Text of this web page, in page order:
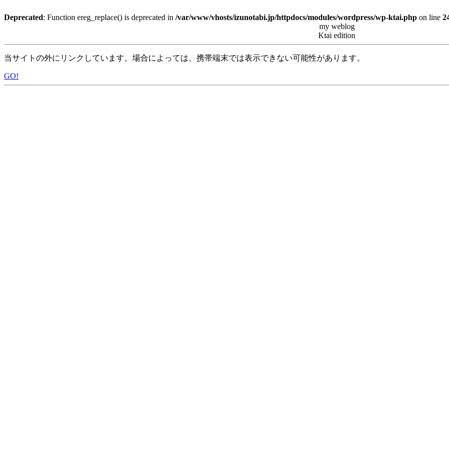
Deprecated: Function ereg_replace() is deprecated in /var/www/vhosts/izunotabi.jp/httpdocs/modules/wordpress/wp-ktai.php on line
my weblog
Ktai edition
当サイトの外にリンクしています。場合によっては、携帯端末では表示できない可能性があります。
GO!